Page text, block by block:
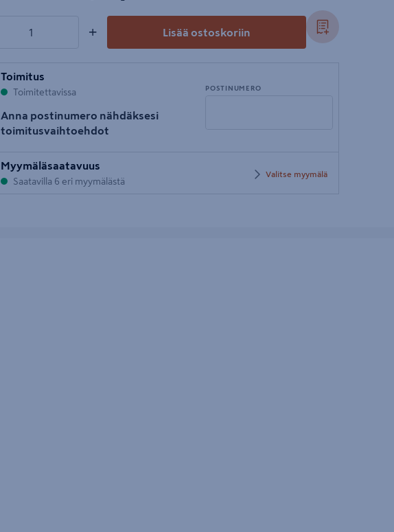
+ Lisää ostoskoriin
Toimitus
Toimitettavissa
Anna postinumero nähdäksesi
toimitusvaihtoehdot
POSTINUMERO
postinumero
Myymäläsaatavuus
Saatavilla 6 eri myymälästä
Valitse myymälä